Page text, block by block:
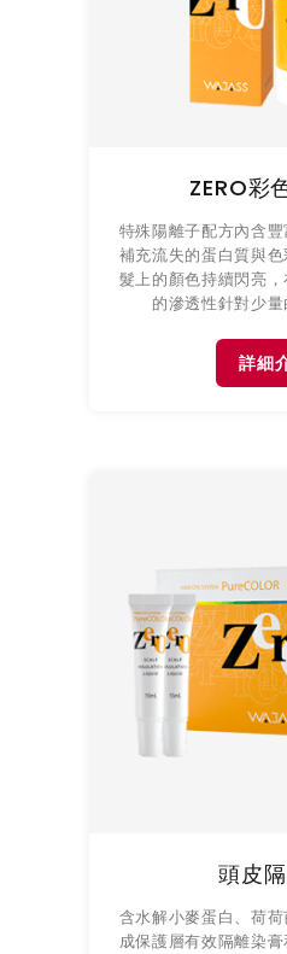
ZERO彩
特殊陽離子配方內含
補充流失的蛋白質與
髮上的顏色持續閃亮
的滲透性針對少量
詳細
頭皮
含水解小麥蛋白、荷
成保護層有效隔離染